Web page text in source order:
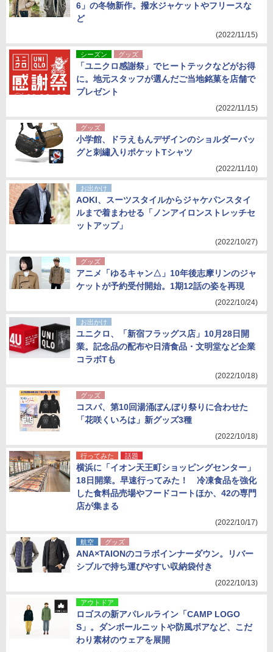
6」の冬物新作。撥水ジャケットやフリースな
ど
(2022/11/15)
シーズン グッズ
「ユニクロ感謝祭」でヒートテックなどがお得
に。地元スタッフが選んだご当地銘菓を店舗で
プレゼント
(2022/11/15)
グッズ
小学館、ドラえもんデザインのショルダーバッ
グと刺繡入りポケットTシャツ
(2022/11/10)
お出かけ
AOKI、スーツスタイルからジャケパンスタイ
ルまで着まわせる「ノンアイロンストレッチセ
ットアップ」
(2022/10/27)
グッズ
アニメ「ゆるキャン△」10年後志摩リンのジャ
ケットが予約受付開始。1期12話の姿を再現
(2022/10/24)
お出かけ
ユニクロ、「新宿フラッグス店」10月28日開
業。記念品の配布や日清食品・文明堂など企業
コラボTも
(2022/10/18)
グッズ
コスパ、第10回湯涌ぼんぼり祭りに合わせた
「花咲くいろは」新グッズ3種
(2022/10/18)
行ってみた 話題
横浜に「イオン天王町ショッピングセンター」
18日開業。早速行ってみた！ 冷凍食品を強化
した食料品売場やフードコートほか、42の専門
店が集まる
(2022/10/17)
航空 グッズ
ANA×TAIONのコラボインナーダウン。リバー
シブルで持ち運びやすい収納袋付き
(2022/10/13)
アウトドア
ロゴスの新アパレルライン「CAMP LOGO
S」。ダンボールニットや防風ボアなど、こだ
わり素材のウェアを展開